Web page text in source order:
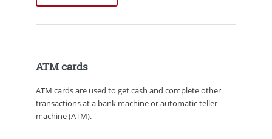
ATM cards
ATM cards are used to get cash and complete other
transactions at a bank machine or automatic teller
machine (ATM).